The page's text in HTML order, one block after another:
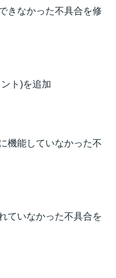
きなかった不具合を修
ト)を追加
機能していなかった不
ていなかった不具合を